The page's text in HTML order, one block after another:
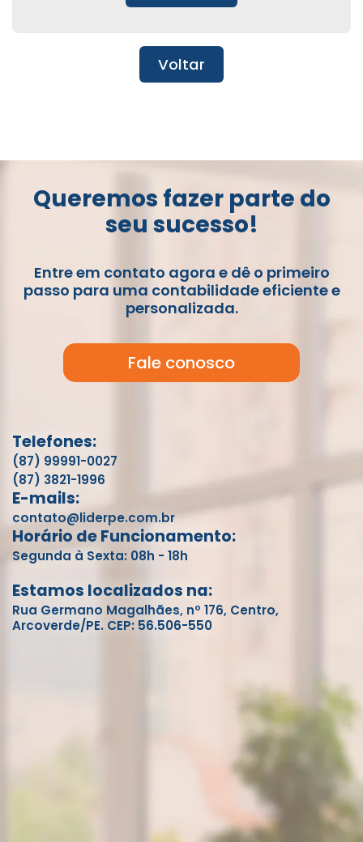
Voltar
Queremos fazer parte do
seu sucesso!
Entre em contato agora e dê o primeiro
passo para uma contabilidade eficiente e
personalizada.
Fale conosco
Telefones:
(87) 99991-0027
(87) 3821-1996
E-mails:
contato@liderpe.com.br
Horário de Funcionamento:
Segunda à Sexta: 08h - 18h
Estamos localizados na:
Rua Germano Magalhães, nº 176, Centro,
Arcoverde/PE. CEP: 56.506-550